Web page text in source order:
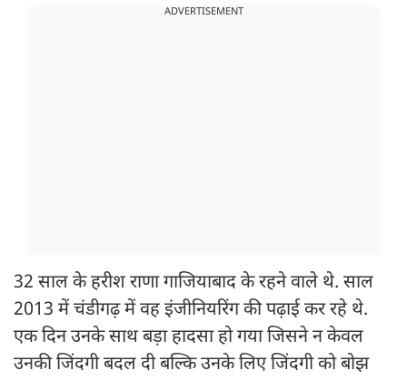
ADVERTISEMENT
32 साल के हरीश राणा गाजियाबाद के रहने वाले थे. साल
2013 में चंडीगढ़ में वह इंजीनियरिंग की पढ़ाई कर रहे थे.
एक दिन उनके साथ बड़ा हादसा हो गया जिसने न केवल
उनकी जिंदगी बदल दी बल्कि उनके लिए जिंदगी को बोझ